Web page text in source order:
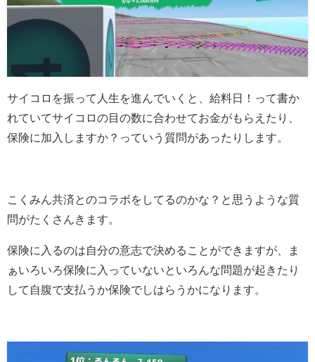
サイコロを振って人生を進んでいくと、給料日！って書か
れていてサイコロの目の数に合わせてお金がもらえたり、
保険に加入しますか？っていう質問があったりします。
こくみん共済とのコラボをしてるのかな？と思うような質
問がたくさんきます。
保険に入るのは自分の意志で決めることができますが、ま
ぁいろいろ保険に入っていないといろんな問題が起きたり
して自腹で支払うか保険でしはらうかになります。